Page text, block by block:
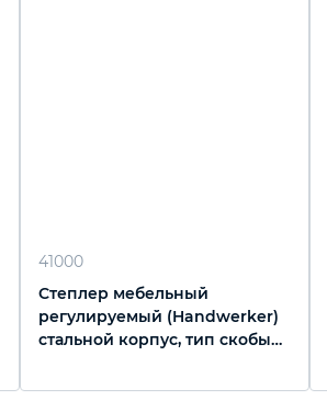
41000
Степлер мебельный
регулируемый (Handwerker)
стальной корпус, тип скобы